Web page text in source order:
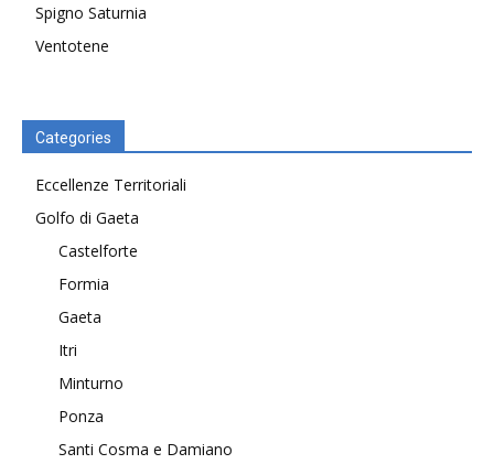
Spigno Saturnia
Ventotene
Categories
Eccellenze Territoriali
Golfo di Gaeta
Castelforte
Formia
Gaeta
Itri
Minturno
Ponza
Santi Cosma e Damiano